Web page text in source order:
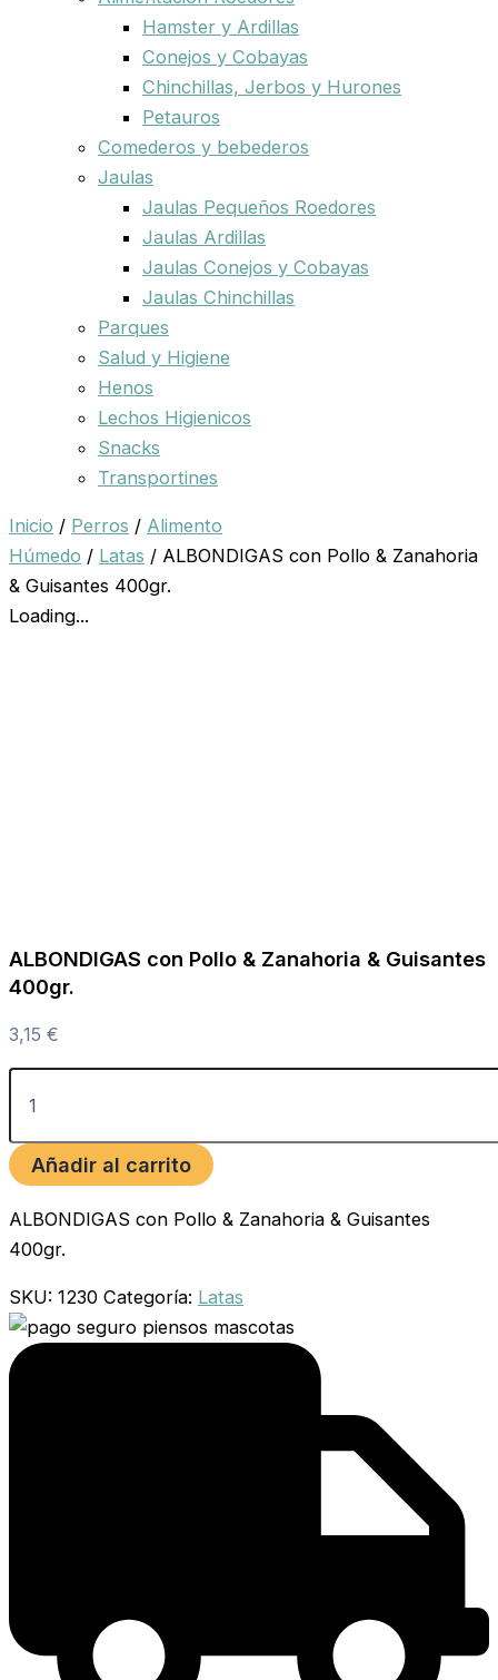
Hamster y Ardillas
Conejos y Cobayas
Chinchillas, Jerbos y Hurones
Petauros
Comederos y bebederos
Jaulas
Jaulas Pequeños Roedores
Jaulas Ardillas
Jaulas Conejos y Cobayas
Jaulas Chinchillas
Parques
Salud y Higiene
Henos
Lechos Higienicos
Snacks
Transportines
Inicio / Perros / Alimento
Húmedo / Latas / ALBONDIGAS con Pollo & Zanahoria
& Guisantes 400gr.
Loading...
ALBONDIGAS con Pollo & Zanahoria & Guisantes
400gr.
3,15 €
Añadir al carrito
ALBONDIGAS con Pollo & Zanahoria & Guisantes
400gr.
SKU: 1230 Categoría: Latas